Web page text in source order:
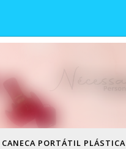
CANECA PORTÁTIL PLÁSTICA